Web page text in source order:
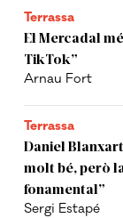
Terrassa
El Mercadal
TikTok”
Arnau Fort
Terrassa
Daniel
molt bé, però
fonamental”
Sergi Estapé